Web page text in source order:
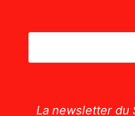
La newsletter du